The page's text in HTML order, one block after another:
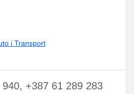
i Transport
+387 61 289 283